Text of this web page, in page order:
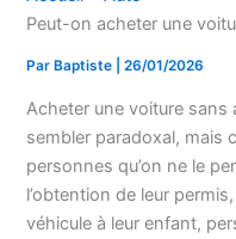
Peut-on acheter une
Par Baptiste |26/01/2026
Acheter une voiture sans
sembler paradoxal, mais
personnes qu’on ne le
l’obtention de leur
véhicule à leur enfant,